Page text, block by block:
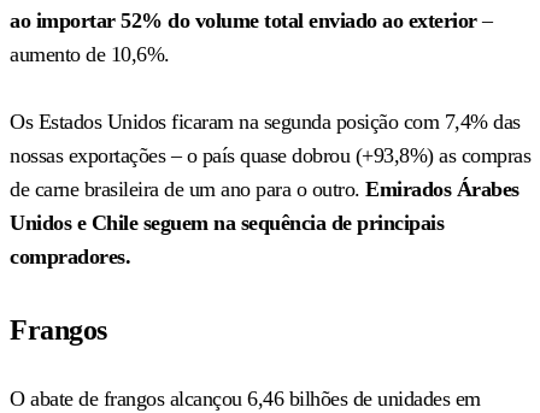
ao importar 52% do volume total enviado ao exterior–
aumento de 10,6%.
Os Estados Unidos ficaram na segunda posição com 7,4% das
nossas exportações – o país quase dobrou (+93,8%) as compras
de carne brasileira de um ano para o outro. Emirados Árabes
Unidos e Chile seguem na sequência de principais
compradores.
Frangos
O abate de frangos alcançou 6,46 bilhões de unidades em